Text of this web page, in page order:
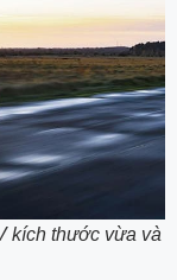
kích thước vừa và